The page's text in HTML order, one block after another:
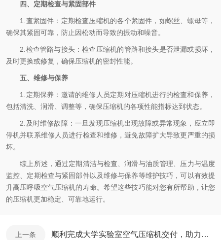
四、定期检查与紧固部件
1.查紧固件：定期检查压缩机的各个紧固件，如螺丝、螺母等，
确保其紧固可靠，防止因松动而导致的振动和噪音。
2.检查管路与接头：检查压缩机的管路和接头是否泄漏或损坏，
及时更换或修复，确保压缩机的密封性能。
五、维修与保养
1.定期保养：邀请的维修人员定期对压缩机进行的检查和保养，
包括清洗、润滑、调整等，确保压缩机的各项性能指标达到状态。
2.及时维修故障：一旦发现压缩机出现故障或异常现象，应立即
停机并联系维修人员进行检查和维修，避免故障扩大导致更严重的损
坏。
综上所述，通过定期清洁与检查、润滑与油质管理、压力与温度
监控、定期检查与紧固部件以及维修与保养等维护技巧，可以有效提
升高压呼吸空气压缩机的寿命。希望这些技巧能对您有所帮助，让您
的压缩机更加稳定、可靠地运行。
上一条 顺利完成大学实验室空气压缩机交付，助力科研发展